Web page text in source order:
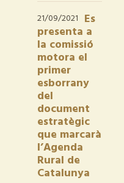
21/09/2021 Es
presenta a
la comissió
motora el
primer
esborrany
del
document
estratègic
que marcarà
l’Agenda
Rural de
Catalunya